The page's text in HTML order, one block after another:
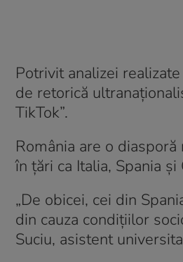
Potrivit analizei
de retorică
TikTok”.
România are o
în țări ca Italia, Spania și
„De obicei, cei din
din cauza condițiilor
Suciu, asistent